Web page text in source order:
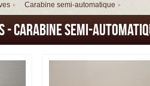
Carabine semi-automatique
- Carabine semi-